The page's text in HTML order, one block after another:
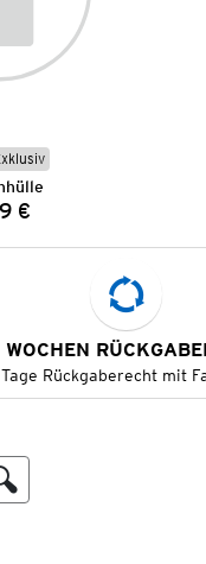
€
Rückgaberecht mit